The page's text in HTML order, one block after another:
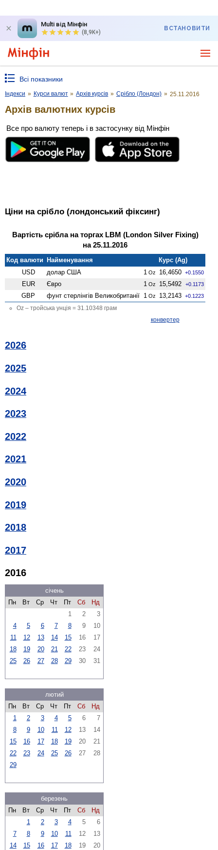
Multi від Мінфін
(8,9K+)
ВСТАНОВИТИ
Всі показники
Індекси » Курси валют » Архів курсів » Срібло (Лондон) » 25.11.2016
Архів валютних курсів
Все про валюту теперь і в застосунку від Мінфін
Ціни на срібло (лондонський фіксинг)
Вартість срібла на торгах LBM (London Silver Fixing)
на 25.11.2016
Код валюти Найменування
Курс (Ag)
USD
долар США 1 Oz 16,4650 +0.1550
EUR Євро 1 Oz 15,5492 +0.1173
GBP фунт стерлінгів Велико­британії 1 Oz 13,2143 +0.1223
Oz – тройська унція = 31.10348 грам
конвертер
2026
2025
2024
2023
2022
2021
2020
2019
2018
2017
2016
січень
Пн
Вт Ср Чт Пт Сб
Нд
1
2
3
4
5 6 7 8 9
10
11
12 13 14 15 16
17
18
19 20 21 22 23
24
25
26 27 28 29 30 31
лютий
Пн
Вт Ср Чт Пт Сб
Нд
1
2 3 4 5 6
7
8
9 10 11 12 13
14
15
16 17 18 19 20
21
22
23 24 25 26 27
28
29
березень
Пн
Вт Ср Чт Пт Сб
Нд
1
2 3 4 5
6
7
8 9 10 11 12
13
14
15 16 17 18 19
20